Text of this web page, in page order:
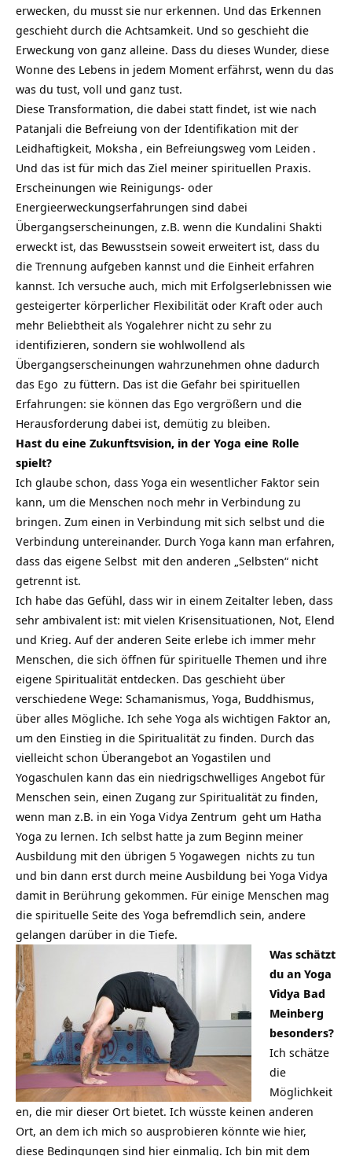
erwecken, du musst sie nur erkennen. Und das Erkennen
geschieht durch die Achtsamkeit. Und so geschieht die
Erweckung von ganz alleine. Dass du dieses Wunder, diese
Wonne des Lebens in jedem Moment erfährst, wenn du das
was du tust, voll und ganz tust.
Diese Transformation, die dabei statt findet, ist wie nach
Patanjali die Befreiung von der Identifikation mit der
Leidhaftigkeit, Moksha , ein Befreiungsweg vom Leiden .
Und das ist für mich das Ziel meiner spirituellen Praxis.
Erscheinungen wie Reinigungs- oder
Energieerweckungserfahrungen sind dabei
Übergangserscheinungen, z.B. wenn die Kundalini Shakti
erweckt ist, das Bewusstsein soweit erweitert ist, dass du
die Trennung aufgeben kannst und die Einheit erfahren
kannst. Ich versuche auch, mich mit Erfolgserlebnissen wie
gesteigerter körperlicher Flexibilität oder Kraft oder auch
mehr Beliebtheit als Yogalehrer nicht zu sehr zu
identifizieren, sondern sie wohlwollend als
Übergangserscheinungen wahrzunehmen ohne dadurch
das Ego zu füttern. Das ist die Gefahr bei spirituellen
Erfahrungen: sie können das Ego vergrößern und die
Herausforderung dabei ist, demütig zu bleiben.
Hast du eine Zukunftsvision, in der Yoga eine Rolle
spielt?
Ich glaube schon, dass Yoga ein wesentlicher Faktor sein
kann, um die Menschen noch mehr in Verbindung zu
bringen. Zum einen in Verbindung mit sich selbst und die
Verbindung untereinander. Durch Yoga kann man erfahren,
dass das eigene Selbst mit den anderen „Selbsten“ nicht
getrennt ist.
Ich habe das Gefühl, dass wir in einem Zeitalter leben, dass
sehr ambivalent ist: mit vielen Krisensituationen, Not, Elend
und Krieg. Auf der anderen Seite erlebe ich immer mehr
Menschen, die sich öffnen für spirituelle Themen und ihre
eigene Spiritualität entdecken. Das geschieht über
verschiedene Wege: Schamanismus, Yoga, Buddhismus,
über alles Mögliche. Ich sehe Yoga als wichtigen Faktor an,
um den Einstieg in die Spiritualität zu finden. Durch das
vielleicht schon Überangebot an Yogastilen und
Yogaschulen kann das ein niedrigschwelliges Angebot für
Menschen sein, einen Zugang zur Spiritualität zu finden,
wenn man z.B. in ein Yoga Vidya Zentrum geht um Hatha
Yoga zu lernen. Ich selbst hatte ja zum Beginn meiner
Ausbildung mit den übrigen 5 Yogawegen nichts zu tun
und bin dann erst durch meine Ausbildung bei Yoga Vidya
damit in Berührung gekommen. Für einige Menschen mag
die spirituelle Seite des Yoga befremdlich sein, andere
gelangen darüber in die Tiefe.
Was schätzt
du an Yoga
Vidya Bad
Meinberg
besonders?
Ich schätze
die
Möglichkeit
en, die mir dieser Ort bietet. Ich wüsste keinen anderen
Ort, an dem ich mich so ausprobieren könnte wie hier,
diese Bedingungen sind hier einmalig. Ich bin mit dem